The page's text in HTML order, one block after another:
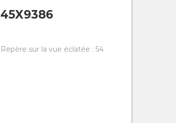
45X9386
Repère sur la vue éclatée : 54